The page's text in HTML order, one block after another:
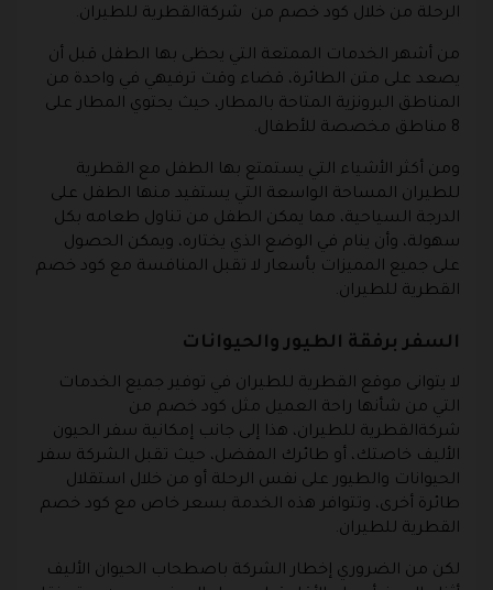
الرحلة من خلال كود خصم من شركةالقطرية للطيران.
من أشهر الخدمات الممتعة التي يحظى بها الطفل قبل أن
يصعد على متن الطائرة، قضاء وقت ترفيهي في واحدة من
المناطق البرونزية المتاحة بالمطار، حيث يحتوي المطار على
8 مناطق مخصصة للأطفال.
ومن أكثر الأشياء التي يستمتع بها الطفل مع القطرية
للطيران المساحة الواسعة التي يستفيد منها الطفل على
الدرجة السياحية، مما يمكن الطفل من تناول طعامه بكل
سهولة، وأن ينام في الوضع الذي يختاره، ويمكن الحصول
على جميع المميزات بأسعار لا تقبل المنافسة مع كود خصم
القطرية للطيران.
السفر برفقة الطيور والحيوانات
لا يتوانى موقع القطرية للطيران في توفير جميع الخدمات
التي من شأنها راحة العميل مثل كود خصم من
شركةالقطرية للطيران، هذا إلى جانب إمكانية سفر الحيون
الأليف خاصتك، أو طائرك المفضل، حيث تقبل الشركة سفر
الحيوانات والطيور على نفس الرحلة أو من خلال استقلال
طائرة أخرى، وتتوافر هذه الخدمة بسعر خاص مع كود خصم
القطرية للطيران.
لكن من الضروري إخطار الشركة باصطحاب الحيوان الأليف